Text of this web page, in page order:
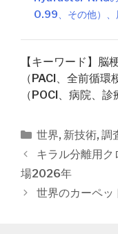
0.99、その他）、
【キーワード】脳
（PACI、全前循
（POCI、病院、
カ
テ
ゴ
ー
世界, 新技術, 調
投
稿
キラル分離用
場2026年
世界のカーペ